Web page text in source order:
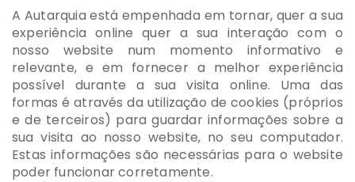
A Autarquia está empenhada em tornar, quer a sua
experiência online quer a sua interação com o
nosso website num momento informativo e
relevante, e em fornecer a melhor experiência
possível durante a sua visita online. Uma das
formas é através da utilização de cookies (próprios
e de terceiros) para guardar informações sobre a
sua visita ao nosso website, no seu computador.
Estas informações são necessárias para o website
poder funcionar corretamente.